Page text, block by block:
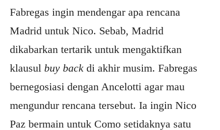
Fabregas ingin mendengar apa rencana
Madrid untuk Nico. Sebab, Madrid
dikabarkan tertarik untuk mengaktifkan
klausul buy back di akhir musim. Fabregas
bernegosiasi dengan Ancelotti agar mau
mengundur rencana tersebut. Ia ingin Nico
Paz bermain untuk Como setidaknya satu